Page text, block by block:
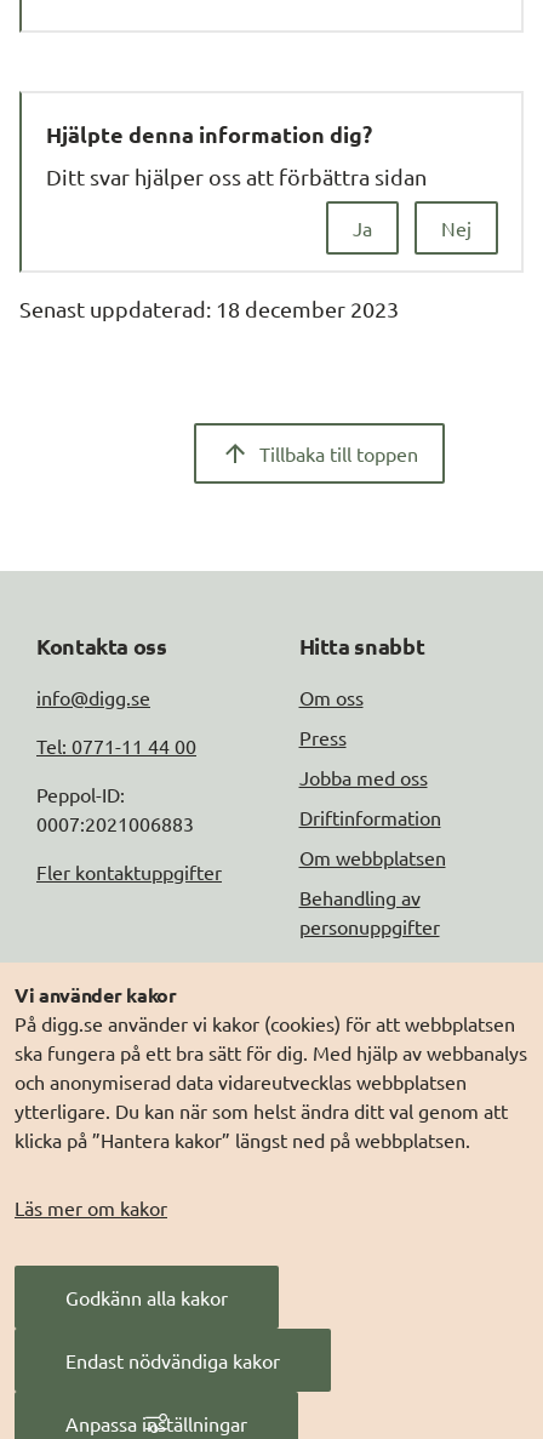
Vi använder kakor
På digg.se använder vi kakor (cookies) för att webbplatsen
ska fungera på ett bra sätt för dig. Med hjälp av webbanalys
och anonymiserad data vidareutvecklas webbplatsen
ytterligare. Du kan när som helst ändra ditt val genom att
klicka på ”Hantera kakor” längst ned på webbplatsen.
Läs mer om kakor
Godkänn alla kakor
Endast nödvändiga kakor
Anpassa inställningar
Hjälpte denna information dig?
Nej
Ja
Ditt svar hjälper oss att förbättra sidan
Senast uppdaterad: 18 december 2023
Tillbaka till toppen
Kontakta oss
info@digg.se
Tel: 0771-11 44 00
Peppol-ID:
0007:2021006883
Fler kontaktuppgifter
Hitta snabbt
Om oss
Press
Jobba med oss
Driftinformation
Om webbplatsen
Behandling av
personuppgifter
Följ oss
DIGG på
Prenumerera på nyheter
DIGG på
LinkedIn
DIGG på
PressMachine
DIGG på
Digg play
Elegitimation.se
Min myndighetspost
Sveriges dataportal
Sweden Connect
förvaltning